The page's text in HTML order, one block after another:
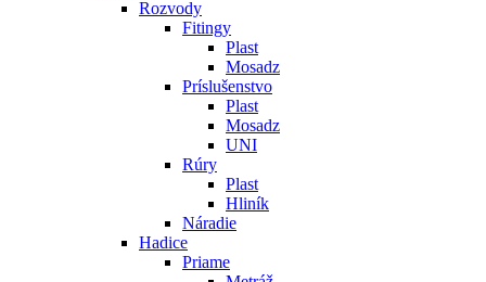
Rozvody
Fitingy
Plast
Mosadz
Príslušenstvo
Plast
Mosadz
UNI
Rúry
Plast
Hliník
Náradie
Hadice
Priame